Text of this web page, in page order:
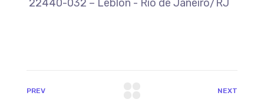
22440-032 – Leblon - Rio de Janeiro/RJ
PREV NEXT